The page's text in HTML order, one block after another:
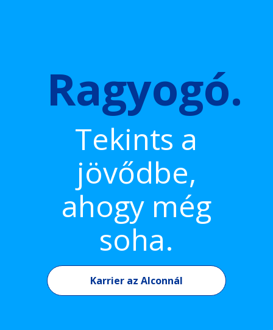
Ragyogó.
Tekints a
jövődbe,
ahogy még
soha.
Karrier az Alconnál